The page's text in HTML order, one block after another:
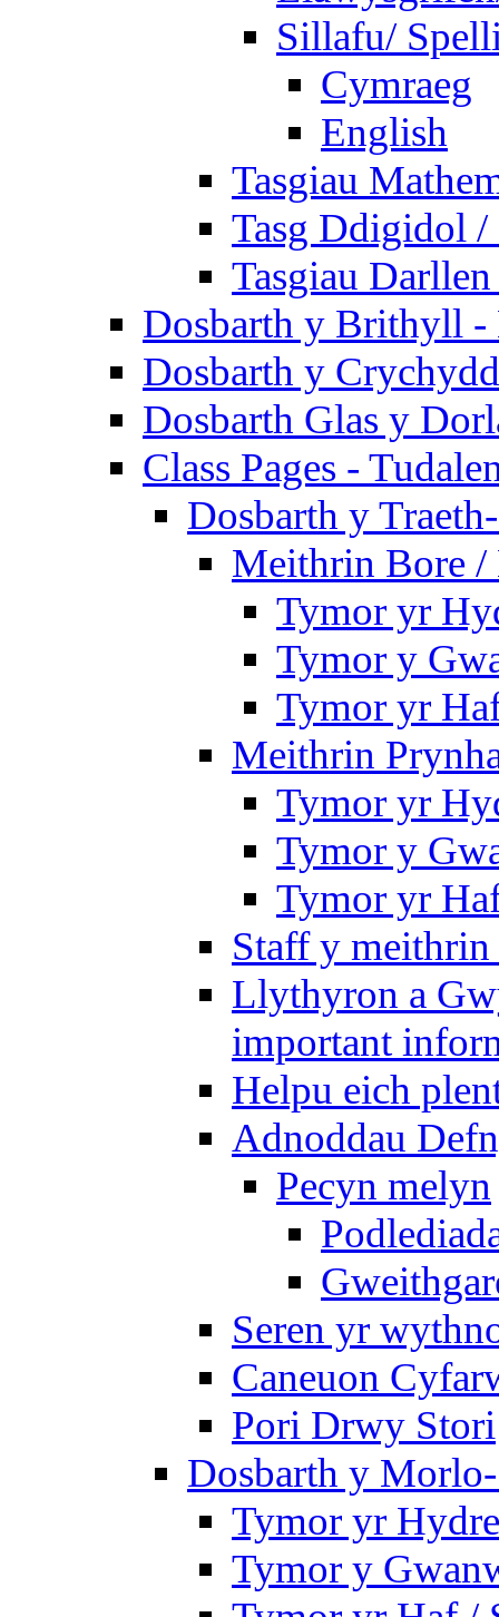
Sillafu/
Cymraeg
English
Tasgiau
Tasg Ddigidol
Tasgiau
Dosbarth y Brithyll
Dosbarth y
Dosbarth Glas y
Class Pages -
Dosbarth y
Meithrin Bore
Tymor yr
Tymor y
Tymor yr
Meithrin
Tymor yr
Tymor y
Tymor yr
Staff y
Llythyron a
important
Helpu eich
Adnoddau
Pecyn melyn
Seren yr
Caneuon
Pori Drwy Stori
Dosbarth y
Tymor yr
Tymor y